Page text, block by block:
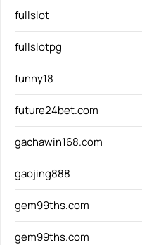
fullslot
fullslotpg
funny18
future24bet.com
gachawin168.com
gaojing888
gem99ths.com
gem99ths.com